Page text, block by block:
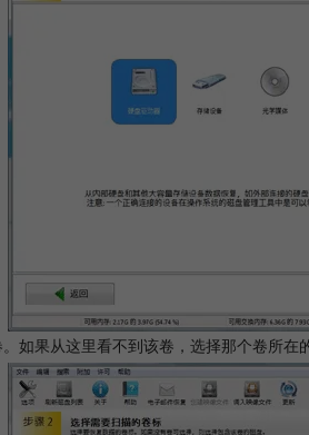
如果从这里看不到该卷，选择那个卷所在